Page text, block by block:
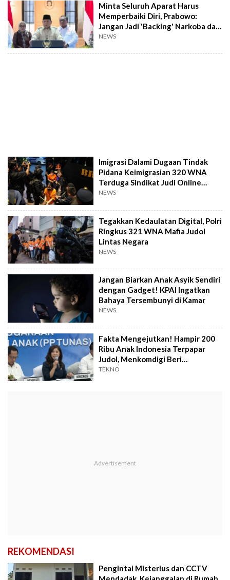
Minta Seluruh Aparat Harus
Memperbaiki Diri, Prabowo:
Jangan Jadi 'Backing' Narkoba dan
Judi!
NEWS
Imigrasi Dalami Dugaan Tindak
Pidana Keimigrasian 320 WNA
Terduga Sindikat Judi Online
Internasional
NEWS
Tegakkan Kedaulatan Digital, Polri
Ringkus 321 WNA Mafia Judol
Lintas Negara
NEWS
Jangan Biarkan Anak Asyik Sendiri
dengan Gadget! KPAI Ingatkan
Bahaya Tersembunyi di Kamar
NEWS
Fakta Mengejutkan! Hampir 200
Ribu Anak Indonesia Terpapar
Judol, Menkomdigi Beri
Peringatan
TEKNO
REKOMENDASI
Pengintai Misterius dan CCTV